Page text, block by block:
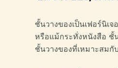
ชั้นวางของเป็นเฟอร์นิเ
หรือแม้กระทั่งหนังสือ ชั้
ชั้นวางของที่เหมาะสมกั